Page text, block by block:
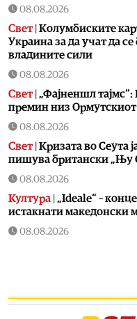
08.08.2026
Свет| Колумбиските
Украина за да учат да
владините сили
08.08.2026
Свет| „Фајненшл
премин низ
08.08.2026
Свет| Кризата во Сеута
пишува британски „Њу
08.08.2026
Култура „Ideale“ –
истакнати македонски
08.08.2026
Култура|БИТ ФЕСТ
само со очи, туку се